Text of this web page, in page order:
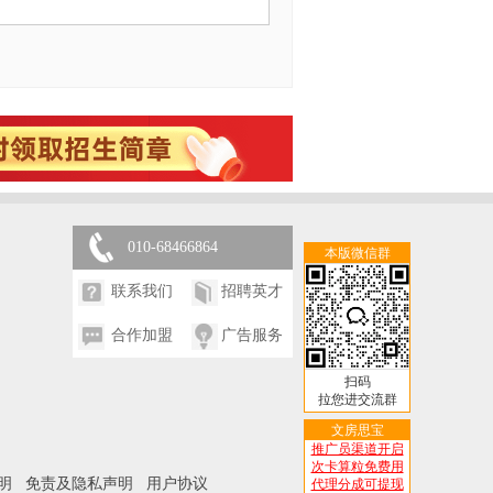
本版微信群
扫码
拉您进交流群
文房思宝
推广员渠道开启
次卡算粒免费用
代理分成可提现
010-68466864
联系我们 招聘英才
合作加盟 广告服务
免责及隐私声明 用户协议